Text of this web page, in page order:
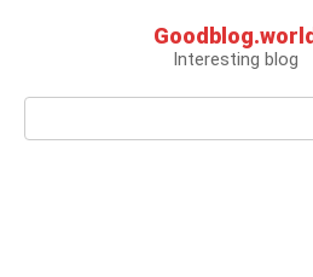
Goodblog.world
Interesting blog
Поиск: